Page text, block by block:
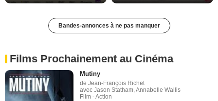
Bandes-annonces à ne pas manquer
Films Prochainement au Cinéma
Mutiny
de Jean-François Richet
avec Jason Statham, Annabelle Wallis
Film - Action